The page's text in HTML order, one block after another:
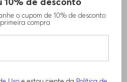
o cupom de 10% de desconto
compra
POPELINE DE